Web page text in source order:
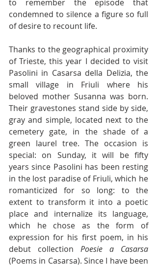
to remember the episode that
condemned to silence a figure so full
of desire to recount life.
Thanks to the geographical proximity
of Trieste, this year I decided to visit
Pasolini in Casarsa della Delizia, the
small village in Friuli where his
beloved mother Susanna was born.
Their gravestones stand side by side,
gray and simple, located next to the
cemetery gate, in the shade of a
green laurel tree. The occasion is
special: on Sunday, it will be fifty
years since Pasolini has been resting
in the lost paradise of Friuli, which he
romanticized for so long: to the
extent to transform it into a poetic
place and internalize its language,
which he chose as the form of
expression for his first poem, in his
debut collection Poesie a Casarsa
(Poems in Casarsa). Since I have been